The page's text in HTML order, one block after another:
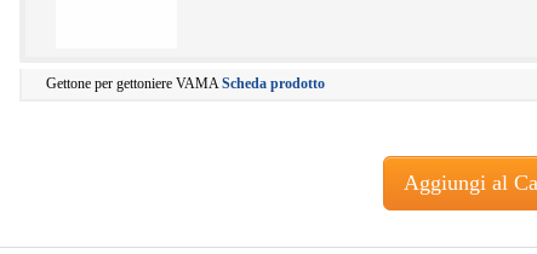
Gettone per gettoniere VAMAScheda prodotto
Aggiungi al